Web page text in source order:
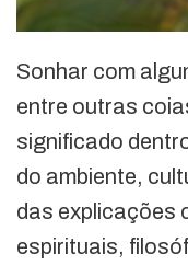
Sonhar com
entre outras
significado
do ambiente,
das explicações
espirituais,